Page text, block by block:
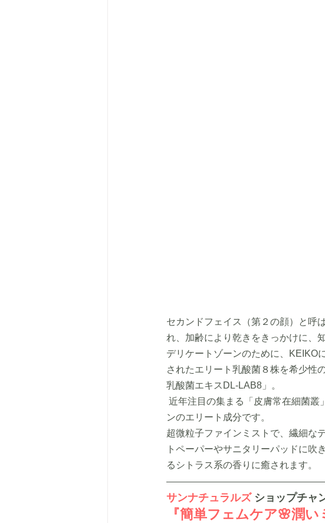
セカンドフェイス（第２の顔）と呼
れ、加齢により乾きをきっかけに、
デリケートゾーンのために、KEIKO
されたエリート乳酸菌８株を希少性
乳酸菌エキスDL-LAB8」。
ンのエリート成分です。
超微粒子ファインミストで、繊細な
トペーパーやサニタリーパッドに吹
るシトラス系の香りに癒されます。
サンナチュラルズ ショップチャ
『簡単フェムケア🌸潤い